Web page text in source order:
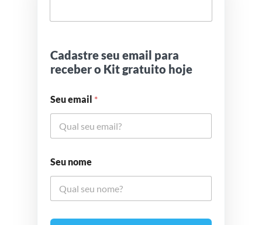
Cadastre seu email para
receber o Kit gratuito hoje
Seu email *
Seu nome